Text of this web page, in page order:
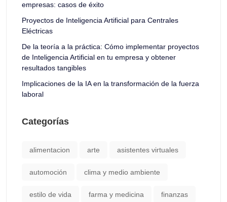
empresas: casos de éxito
Proyectos de Inteligencia Artificial para Centrales
Eléctricas
De la teoría a la práctica: Cómo implementar proyectos
de Inteligencia Artificial en tu empresa y obtener
resultados tangibles
Implicaciones de la IA en la transformación de la fuerza
laboral
Categorías
alimentacion arte asistentes virtuales
automoción clima y medio ambiente
estilo de vida farma y medicina finanzas